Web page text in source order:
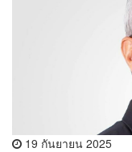
19 กันยายน 2025